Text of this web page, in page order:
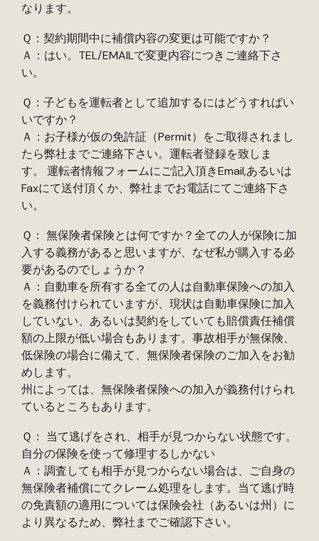
なります。
Ｑ：契約期間中に補償内容の変更は可能ですか？
Ａ：はい。TEL/EMAILで変更内容につきご連絡下さ
い。
Ｑ：子どもを運転者として追加するにはどうすればい
いですか？
Ａ：お子様が仮の免許証（Permit）をご取得されまし
たら弊社までご連絡下さい。運転者登録を致しま
す。 運転者情報フォームにご記入頂きEmail,あるいは
Faxにて送付頂くか、弊社までお電話にてご連絡下さ
い。
Ｑ： 無保険者保険とは何ですか？全ての人が保険に加
入する義務があると思いますが、なぜ私が購入する必
要があるのでしょうか？
Ａ：自動車を所有する全ての人は自動車保険への加入
を義務付けられていますが、現状は自動車保険に加入
していない、あるいは契約をしていても賠償責任補償
額の上限が低い場合もあります。事故相手が無保険、
低保険の場合に備えて、無保険者保険のご加入をお勧
めします。
州によっては、無保険者保険への加入が義務付けられ
ているところもあります。
Ｑ： 当て逃げをされ、相手が見つからない状態です。
自分の保険を使って修理するしかない
Ａ：調査しても相手が見つからない場合は、ご自身の
無保険者補償にてクレーム処理をします。当て逃げ時
の免責額の適用については保険会社（あるいは州）に
より異なるため、弊社までご確認下さい。